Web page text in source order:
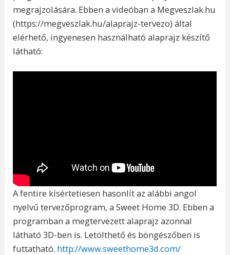
megrajzolására. Ebben a videóban a Megveszlak.hu
(https://megveszlak.hu/alaprajz-tervezo) által
elérhető, ingyenesen használható alaprajz készítő
látható:
A fentire kísértetiesen hasonlít az alábbi angol
nyelvű tervezőprogram, a Sweet Home 3D. Ebben a
programban a megtervezett alaprajz azonnal
látható 3D-ben is. Letölthető és böngészőben is
futtatható. http://www.sweethome3d.com/